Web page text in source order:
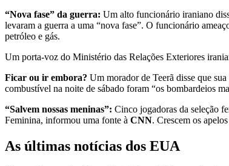
“Nova fase” da guerra: Um alto funcionário iraniano
levaram a guerra a uma “nova fase”. O funcionário
petróleo e gás.
Um porta-voz do Ministério das Relações Exteriores
Ficar ou ir embora? Um morador de Teerã disse que
combustível na noite de sábado foram “os bombardeios
“Salvem nossas meninas”: Cinco jogadoras da seleção
Feminina, informou uma fonte à CNN. Crescem os
As últimas notícias dos EUA